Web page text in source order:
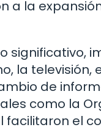
a la
significativo,
la televisión,
de
como la
facilitaron el